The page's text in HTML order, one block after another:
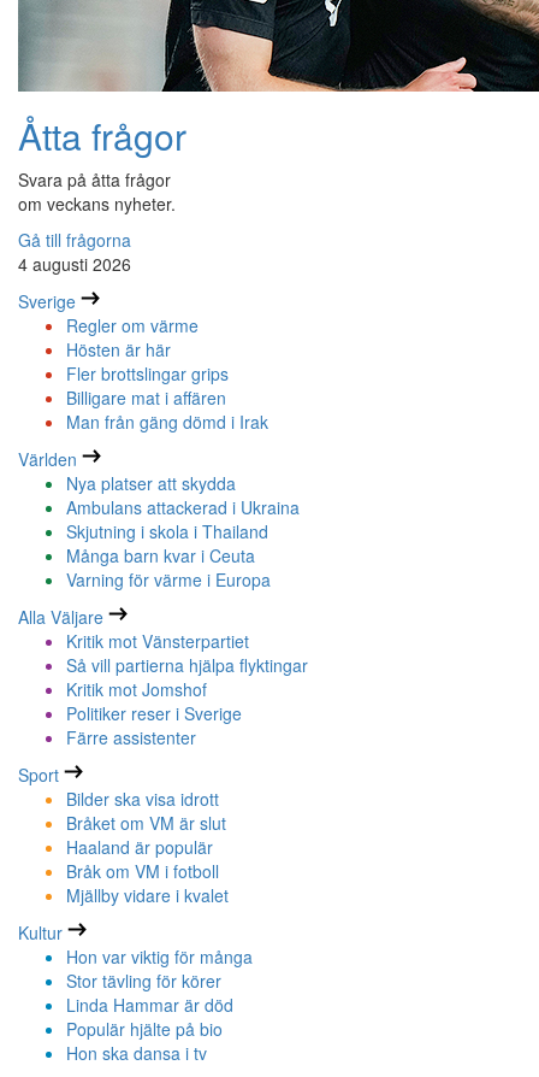
Åtta frågor
Svara på åtta frågor
om veckans nyheter.
Gå till frågorna
4 augusti 2026
Sverige
Regler om värme
Hösten är här
Fler brottslingar grips
Billigare mat i affären
Man från gäng dömd i Irak
Världen
Nya platser att skydda
Ambulans attackerad i Ukraina
Skjutning i skola i Thailand
Många barn kvar i Ceuta
Varning för värme i Europa
Alla Väljare
Kritik mot Vänsterpartiet
Så vill partierna hjälpa flyktingar
Kritik mot Jomshof
Politiker reser i Sverige
Färre assistenter
Sport
Bilder ska visa idrott
Bråket om VM är slut
Haaland är populär
Bråk om VM i fotboll
Mjällby vidare i kvalet
Kultur
Hon var viktig för många
Stor tävling för körer
Linda Hammar är död
Populär hjälte på bio
Hon ska dansa i tv